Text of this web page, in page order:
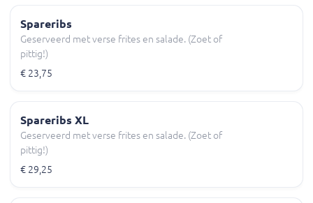
Spareribs
Geserveerd met verse frites en salade. (Zoet of
pittig!)
€ 23,75
Spareribs XL
Geserveerd met verse frites en salade. (Zoet of
pittig!)
€ 29,25